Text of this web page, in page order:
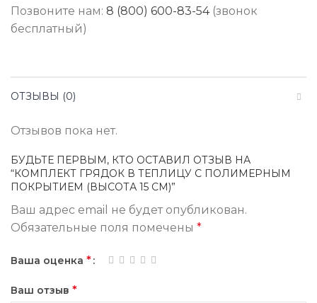
Позвоните нам: 8 (800) 600-83-54(звонок
бесплатный)
ОТЗЫВЫ (0)
Отзывов пока нет.
БУДЬТЕ ПЕРВЫМ, КТО ОСТАВИЛ ОТЗЫВ НА
“КОМПЛЕКТ ГРЯДОК В ТЕПЛИЦУ С ПОЛИМЕРНЫМ
ПОКРЫТИЕМ (ВЫСОТА 15 СМ)”
Ваш адрес email не будет опубликован.
Обязательные поля помечены *
Ваша оценка *
Ваш отзыв *